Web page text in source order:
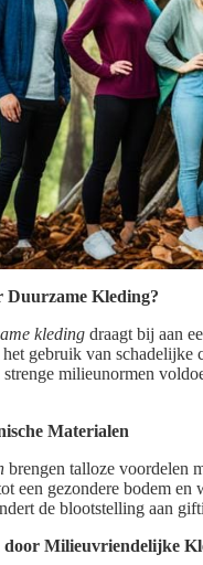
Duurzame Kleding?
kleding draagt bij aan
gebruik van schadelijke
strenge milieunormen
Materialen
brengen talloze voordelen
een gezondere bodem
de blootstelling aan
Milieuvriendelijke